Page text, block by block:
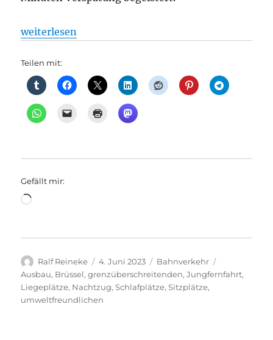
„Bahnverkehr: Comeback der Nachtzüge, Im Schlaf
weiterlesen
Teilen mit:
Gefällt mir:
Wird
Autor
Ralf Reineke
Veröffentlicht
am
4. Juni 2023 Kategorien
Bahnverkehr
Ausbau, Brüssel,grenzüberschreitenden,Jungfernfahrt,
Liegeplätze, Nachtzug,Schlafplätze,Sitzplätze,
umweltfreundlichen